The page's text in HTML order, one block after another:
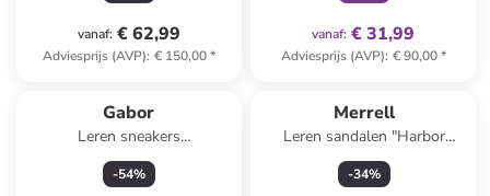
vanaf: € 62,99
Adviesprijs (AVP): € 150,00*
vanaf: € 31,99
Adviesprijs (AVP): € 90,00*
Gabor
Leren sneakers
goudkleurig/wit
-54%
Merrell
Leren sandalen "Harbor
Backstrap" beige
-34%